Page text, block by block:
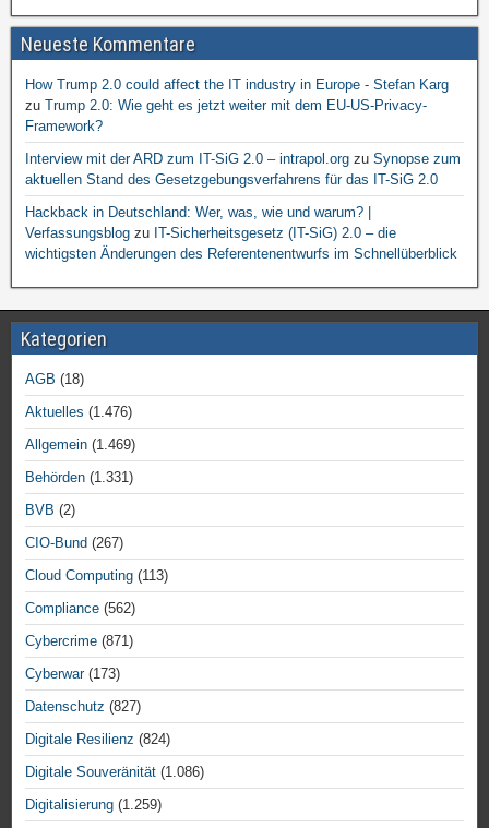
Neueste Kommentare
How Trump 2.0 could affect the IT industry in Europe - Stefan Karg
zu Trump 2.0: Wie geht es jetzt weiter mit dem EU-US-Privacy-
Framework?
Interview mit der ARD zum IT-SiG 2.0 – intrapol.org zu Synopse zum
aktuellen Stand des Gesetzgebungsverfahrens für das IT-SiG 2.0
Hackback in Deutschland: Wer, was, wie und warum? |
Verfassungsblog zu IT-Sicherheitsgesetz (IT-SiG) 2.0 – die
wichtigsten Änderungen des Referentenentwurfs im Schnellüberblick
Kategorien
AGB (18)
Aktuelles (1.476)
Allgemein (1.469)
Behörden (1.331)
BVB (2)
CIO-Bund (267)
Cloud Computing (113)
Compliance (562)
Cybercrime (871)
Cyberwar(173)
Datenschutz (827)
Digitale Resilienz (824)
Digitale Souveränität (1.086)
Digitalisierung (1.259)